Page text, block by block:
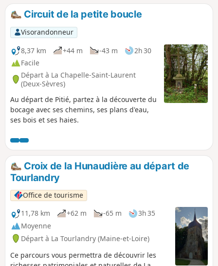
Circuit de la petite boucle
Visorandonneur
8,37 km
+44 m -43 m
2h 30
Facile
Départ à La Chapelle-Saint-Laurent
(Deux-Sèvres)
Au départ de Pitié, partez à la découverte du
bocage avec ses chemins, ses plans d'eau,
ses bois et ses haies.
Croix de la Hunaudière au départ de
Tourlandry
Office de tourisme
11,78 km
+62 m -65 m
3h 35
Moyenne
Départ à La Tourlandry (Maine-et-Loire)
Ce parcours vous permettra de découvrir les